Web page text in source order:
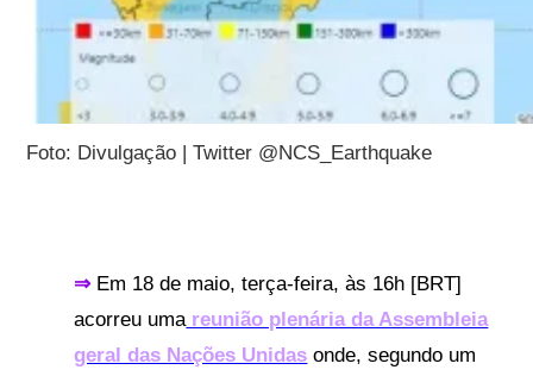
Foto: Divulgação | Twitter @NCS_Earthquake
⇒ Em 18 de maio, terça-feira, às 16h [BRT]
acorreu uma reunião plenária da Assembleia
geral das Nações Unidas onde, segundo um